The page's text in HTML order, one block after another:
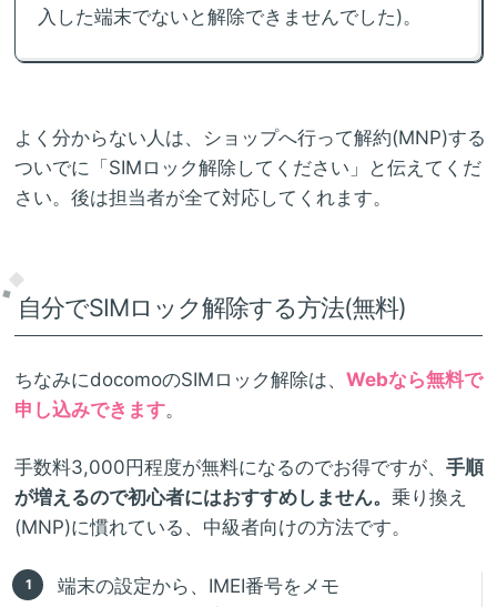
入した端末でないと解除できませんでした)。
よく分からない人は、ショップへ行って解約(MNP)する
ついでに「SIMロック解除してください」と伝えてくだ
さい。後は担当者が全て対応してくれます。
自分でSIMロック解除する方法(無料)
ちなみにdocomoのSIMロック解除は、 Webなら無料で
申し込みできます。
手数料3,000円程度が無料になるのでお得ですが、 手順
が増えるので初心者にはおすすめしません。 乗り換え
(MNP)に慣れている、中級者向けの方法です。
端末の設定から、IMEI番号をメモ